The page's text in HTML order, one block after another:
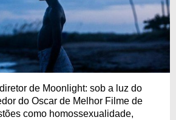
de Moonlight: sob a luz do
do Oscar de Melhor Filme de
como homossexualidade,